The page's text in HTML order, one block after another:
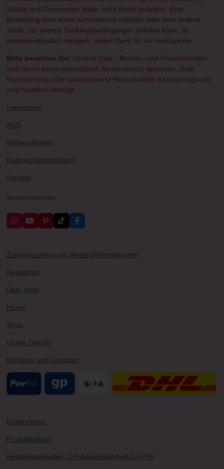
Städte und Gemeinden leider nicht direkt beliefern. Eine
Bestellung über einen autorisierten Händler oder eine andere
Stelle, die unsere Zahlungsbedingungen erfüllen kann, ist
selbstverständlich möglich. Vielen Dank für Ihr Verständnis.
Bitte beachten Sie: Unsere Glas-, Becher- und Flaschenhalter
sind durch einen geschützten Musterschutz gesichert. Jede
Nachahmung oder unautorisierte Reproduktion ist untersagt und
wird rechtlich verfolgt.
Impressum
AGB
Widerrufsrecht
Datenschutzerklärung
Kontakt
Vertrag widerrufen
I
n
a
g
a
Y
o
b
P
i
r
T
i
k
F
a
o
Zahlungsarten und Versandinformationen
Newsletter
Über mich
Home
Shop
Urnen Tasche
Rohlinge und Lizenzen
Erklärvideos
Produktvideos
Herstellerangaben ⚠ Produktsicherheit⚠ GPSR